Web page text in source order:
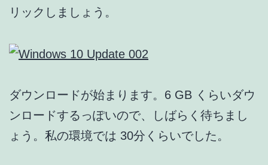
リックしましょう。
ダウンロードが始まります。6 GB くらいダウ
ンロードするっぽいので、しばらく待ちまし
ょう。私の環境では 30分くらいでした。